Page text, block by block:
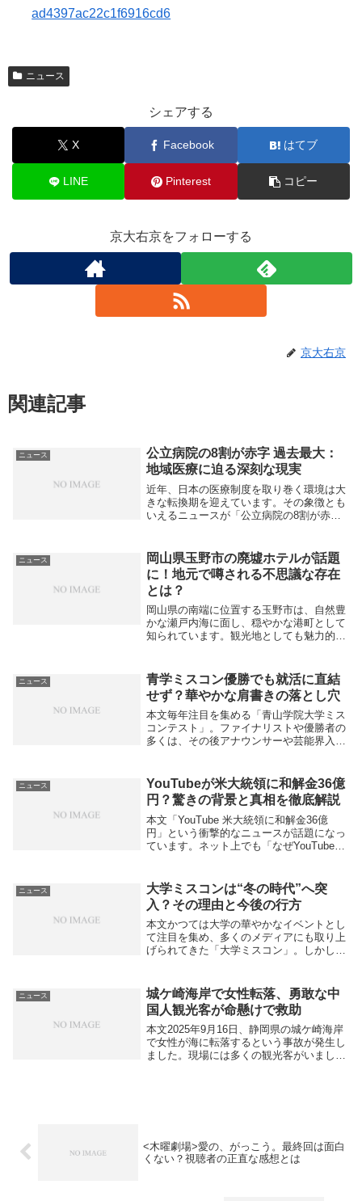
ad4397ac22c1f6916cd6
ニュース
シェアする
X Facebook はてブ
LINE Pinterest コピー
京大右京をフォローする
京大右京
関連記事
ニュース
公立病院の8割が赤字 過去最大：
地域医療に迫る深刻な現実
近年、日本の医療制度を取り巻く環境は大
きな転換期を迎えています。その象徴とも
いえるニュースが「公立病院の8割が赤字
きた公立病院が、今なぜかつてない経営危
機に直面し...
ニュース
岡山県玉野市の廃墟ホテルが話題
に！地元で噂される不思議な存在
とは？
岡山県の南端に位置する玉野市は、自然豊
かな瀬戸内海に面し、穏やかな港町として
知られています。観光地としても魅力的で
の人々の間では、まるで都市伝説のように
噂されるこの...
ニュース
青学ミスコン優勝でも就活に直結
せず？華やかな肩書きの落とし穴
本文毎年注目を集める「青山学院大学ミス
コンテスト」。ファイナリストや優勝者の
多くは、その後アナウンサーや芸能界入り
「青学ミスコン優勝」という肩書きが必ず
しも就職活動...
ニュース
YouTubeが米大統領に和解金36億
円？驚きの背景と真相を徹底解説
本文「YouTube 米大統領に和解金36億
円」という衝撃的なニュースが話題になっ
ています。ネット上でも「なぜYouTubeが
YouTubeは世界最大級の動画共有プ...
ニュース
大学ミスコンは“冬の時代”へ突
入？その理由と今後の行方
本文かつては大学の華やかなイベントとし
て注目を集め、多くのメディアにも取り上
げられてきた「大学ミスコン」。しかし近
時代に入った」と言われるほど、かつての
勢いを失って...
ニュース
城ケ崎海岸で女性転落、勇敢な中
国人観光客が命懸けで救助
本文2025年9月16日、静岡県の城ケ崎海岸
で女性が海に転落するという事故が発生し
ました。現場には多くの観光客がいました
<木曜劇場>愛の、がっこう。最終回は面白
くない？視聴者の正直な感想とは